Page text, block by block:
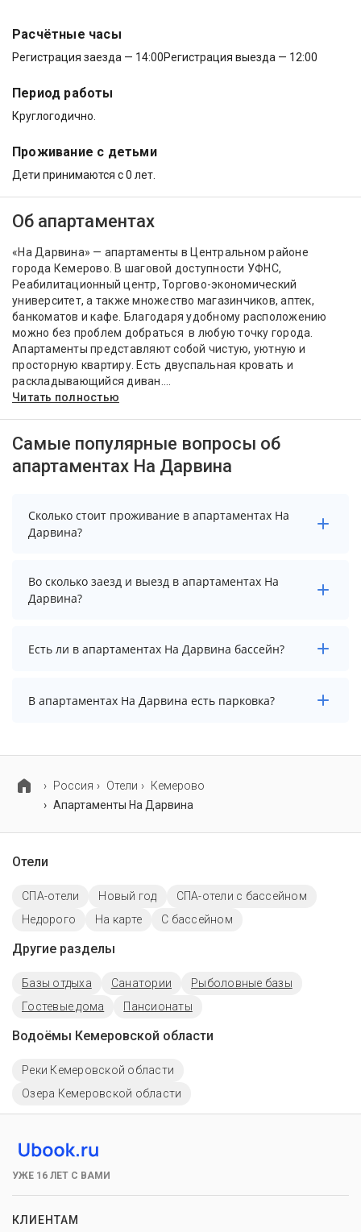
Расчётные часы
Регистрация заезда — 14:00Регистрация выезда — 12:00
Период работы
Круглогодично.
Проживание с детьми
Дети принимаются с 0 лет.
Об апартаментах
«На Дарвина» — апартаменты в Центральном районе
города Кемерово. В шаговой доступности УФНС,
Реабилитационный центр, Торгово-экономический
университет, а также множество магазинчиков, аптек,
банкоматов и кафе. Благодаря удобному расположению
можно без проблем добраться в любую точку города.
Апартаменты представляют собой чистую, уютную и
просторную квартиру. Есть двуспальная кровать и
раскладывающийся диван....
Читать полностью
Самые популярные вопросы об
апартаментах На Дарвина
Сколько стоит проживание в апартаментах На
Дарвина?
Стоимость проживания в апартаментах На Дарвина
начинается от 2955 рублей. Чтобы увидеть
актуальные цены на проживание, выберите нужные
Во сколько заезд и выезд в апартаментах На
Дарвина?
Заезд возможен после 14:00, а выезд необходимо
осуществить до 12:00.
Есть ли в апартаментах На Дарвина бассейн?
В апартаментах На Дарвина нет бассейна.
В апартаментах На Дарвина есть парковка?
Россия Отели
Кемерово
Апартаменты На Дарвина
Отели
СПА-отели Новый год
СПА-отели с бассейном
Недорого
На карте C бассейном
Другие разделы
Базы отдыха Санатории
Рыболовные базы
Гостевые дома
Пансионаты
Водоёмы Кемеровской области
Реки Кемеровской области
Озера Кемеровской области
УЖЕ 16 ЛЕТ С ВАМИ
КЛИЕНТАМ